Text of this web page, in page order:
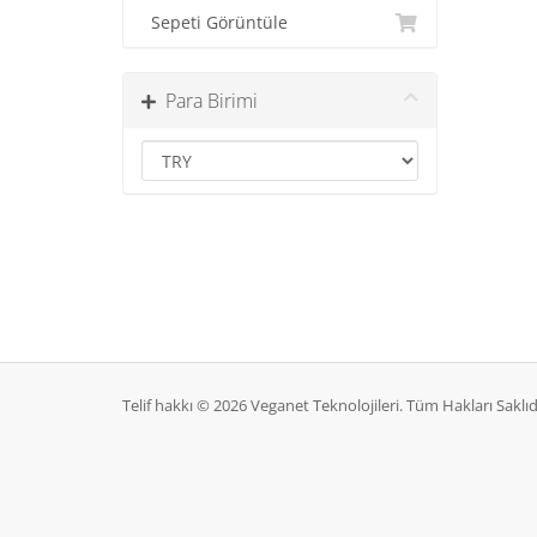
Sepeti Görüntüle
Para Birimi
Telif hakkı © 2026 Veganet Teknolojileri. Tüm Hakları